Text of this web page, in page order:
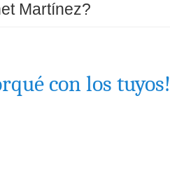
Martínez?
con los tuyos!